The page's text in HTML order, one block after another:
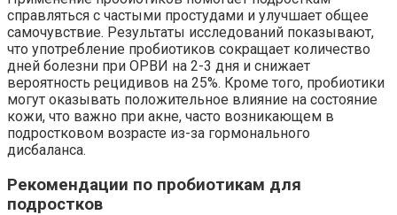
справляться с частыми простудами и улучшает общее
самочувствие. Результаты исследований показывают,
что употребление пробиотиков сокращает количество
дней болезни при ОРВИ на 2-3 дня и снижает
вероятность рецидивов на 25%. Кроме того, пробиотики
могут оказывать положительное влияние на состояние
кожи, что важно при акне, часто возникающем в
подростковом возрасте из-за гормонального
дисбаланса.
Рекомендации по пробиотикам для
подростков